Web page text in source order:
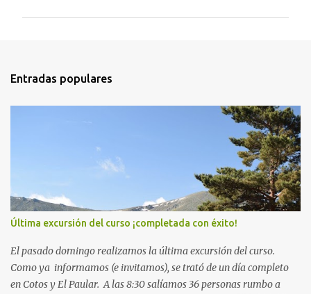
t
Entradas populares
Última excursión del curso ¡completada con éxito!
El pasado domingo realizamos la última excursión del curso.
Como ya informamos (e invitamos), se trató de un día completo
en Cotos y El Paular. A las 8:30 salíamos 36 personas rumbo a